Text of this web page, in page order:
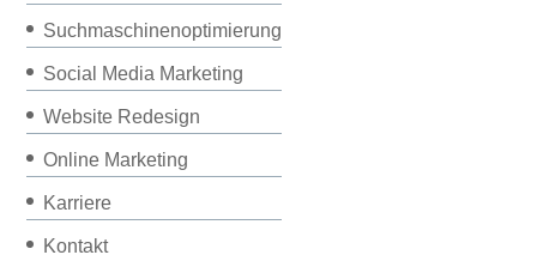
Suchmaschinenoptimierung
Social Media Marketing
Website Redesign
Online Marketing
Karriere
Kontakt